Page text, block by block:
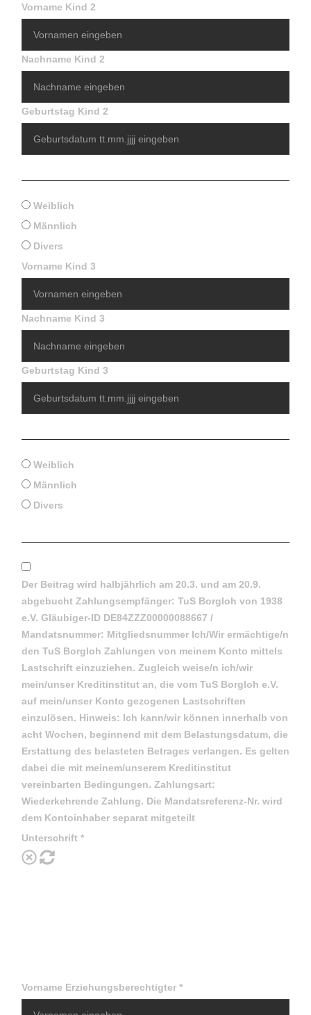
Vorname Kind 2
Nachname Kind 2
Geburtstag Kind 2
Weiblich
Männlich
Divers
Vorname Kind 3
Nachname Kind 3
Geburtstag Kind 3
Weiblich
Männlich
Divers
Der Beitrag wird halbjährlich am 20.3. und am 20.9.
abgebucht Zahlungsempfänger: TuS Borgloh von 1938
e.V. Gläubiger-ID DE84ZZZ00000088667 /
Mandatsnummer: Mitgliedsnummer Ich/Wir ermächtige/n
den TuS Borgloh Zahlungen von meinem Konto mittels
Lastschrift einzuziehen. Zugleich weise/n ich/wir
mein/unser Kreditinstitut an, die vom TuS Borgloh e.V.
auf mein/unser Konto gezogenen Lastschriften
einzulösen. Hinweis: Ich kann/wir können innerhalb von
acht Wochen, beginnend mit dem Belastungsdatum, die
Erstattung des belasteten Betrages verlangen. Es gelten
dabei die mit meinem/unserem Kreditinstitut
vereinbarten Bedingungen. Zahlungsart:
Wiederkehrende Zahlung. Die Mandatsreferenz-Nr. wird
dem Kontoinhaber separat mitgeteilt
Unterschrift *
Vorname Erziehungsberechtigter *